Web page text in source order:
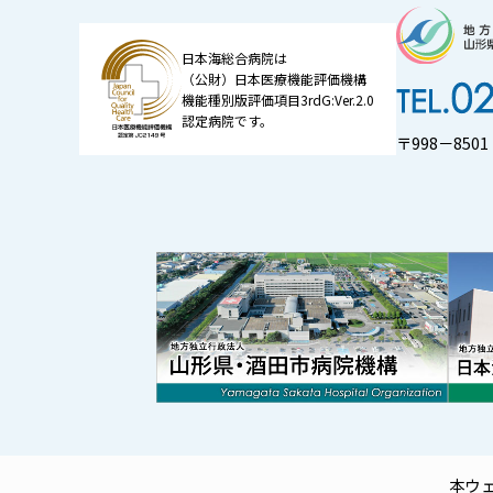
〒998－
日本海総合病院は
（公財）日本医療機能評価機構
機能種別版評価項目3rdG:Ver.2.0
認定病院です。
本ウ